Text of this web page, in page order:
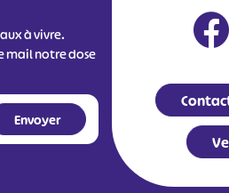
à vivre.
mail notre dose